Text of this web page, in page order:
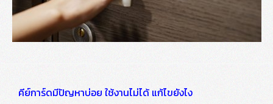
คีย์การ์ดมีปัญหาบ่อย ใช้งานไม่ได้ แก้ไขยังไง